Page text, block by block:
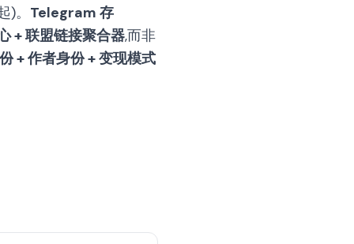
。 Telegram 存
+ 联盟链接聚合器,而非
+ 作者身份 + 变现模式